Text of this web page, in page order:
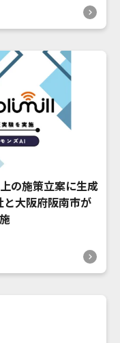
の施策立案に生成
大阪府阪南市が